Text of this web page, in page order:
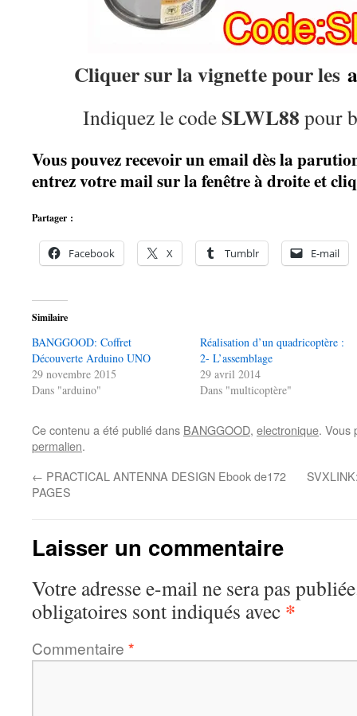
Cliquer sur la vignette pour les
Indiquez le code SLWL88 pour
Vous pouvez recevoir un email dès la
entrez votre mail sur la fenêtre à droite et
Partager :
Facebook X Tumblr E-mail
Similaire
BANGGOOD: Coffret
Découverte Arduino UNO
29 novembre 2015
Dans "arduino"
Réalisation d’un quadricoptère :
2- L’assemblage
29 avril 2014
Dans "multicoptère"
Ce contenu a été publié dans BANGGOOD, electronique. Vous
permalien.
← PRACTICAL ANTENNA DESIGN Ebook de172
PAGES
Laisser un commentaire
Votre adresse e-mail ne sera pas
obligatoires sont indiqués avec *
Commentaire *